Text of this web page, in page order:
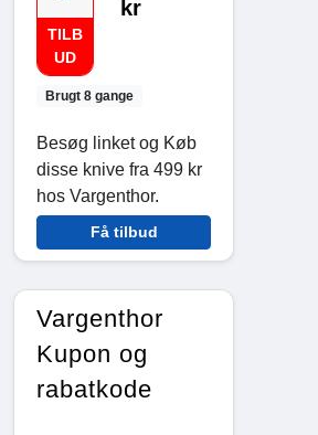
TILB
UD
Brugt 8 gange
kr
Besøg linket og Køb
disse knive fra 499 kr
hos Vargenthor.
Få tilbud
Vargenthor
Kupon og
rabatkode